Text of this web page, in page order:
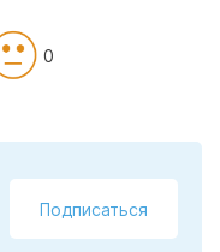
0
Подписаться